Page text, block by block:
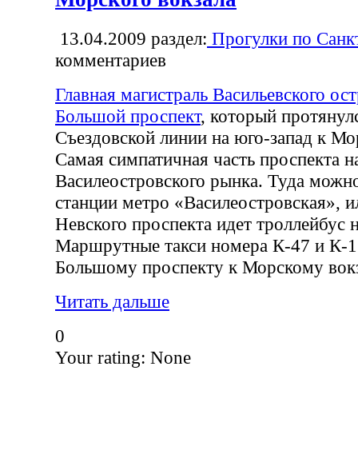
13.04.2009 раздел: Прогулки по
комментариев
Главная магистраль Васильевского
Большой проспект, который
Съездовской линии на юго-запад к
Самая симпатичная часть проспекта
Василеостровского рынка. Туда
станции метро «Василеостровская»,
Невского проспекта идет троллейбус
Маршрутные такси номера К-47 и К-
Большому проспекту к Морскому
Читать дальше
0
Your rating: None